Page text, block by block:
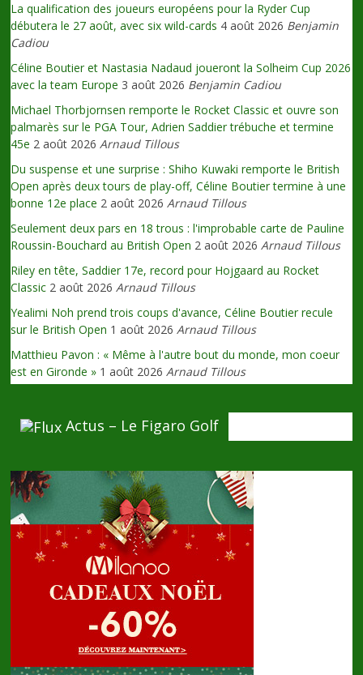
La qualification des joueurs européens pour la Ryder Cup
débutera le 27 août, avec six wild-cards 4 août 2026 Benjamin
Cadiou
Céline Boutier et Nastasia Nadaud joueront la Solheim Cup 2026
avec la team Europe 3 août 2026 Benjamin Cadiou
Michael Thorbjornsen remporte le Rocket Classic et ouvre son
palmarès sur le PGA Tour, Adrien Saddier trébuche et termine
45e 2 août 2026 Arnaud Tillous
Du suspense et une surprise : Shiho Kuwaki remporte le British
Open après deux tours de play-off, Céline Boutier termine à une
bonne 12e place 2 août 2026 Arnaud Tillous
Seulement deux pars en 18 trous : l'improbable carte de Pauline
Roussin-Bouchard au British Open 2 août 2026 Arnaud Tillous
Riley en tête, Saddier 17e, record pour Hojgaard au Rocket
Classic 2 août 2026 Arnaud Tillous
Yealimi Noh prend trois coups d'avance, Céline Boutier recule
sur le British Open 1 août 2026 Arnaud Tillous
Matthieu Pavon : « Même à l'autre bout du monde, mon coeur
est en Gironde » 1 août 2026 Arnaud Tillous
Actus – Le Figaro Golf